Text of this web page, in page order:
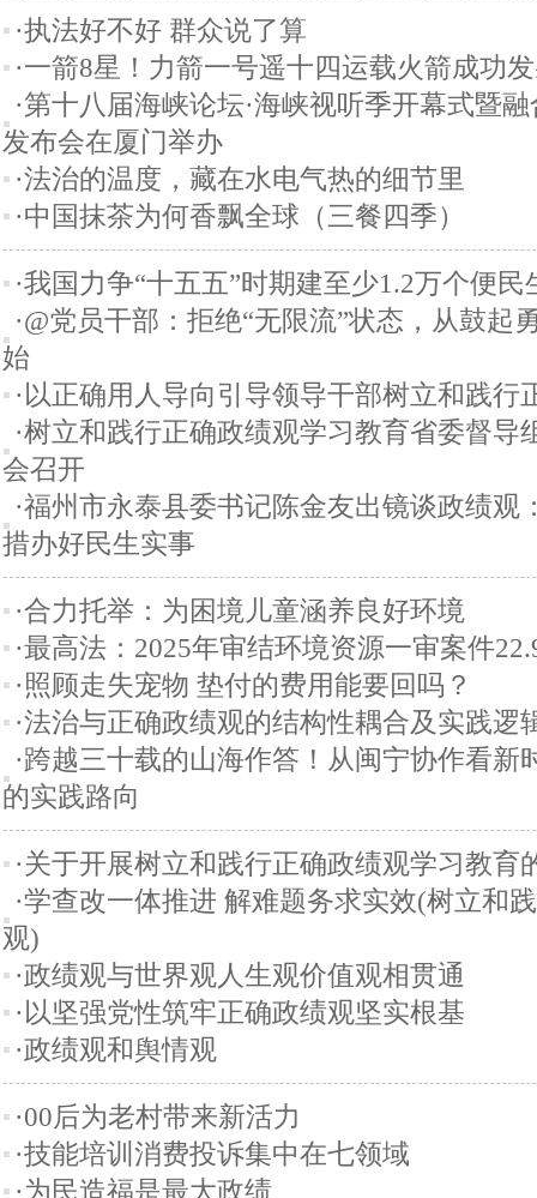
·执法好不好 群众说了算
·一箭8星！力箭一号遥十四运载火箭成功
·第十八届海峡论坛·海峡视听季开幕式暨
发布会在厦门举办
·法治的温度，藏在水电气热的细节里
·中国抹茶为何香飘全球（三餐四季）
·我国力争“十五五”时期建至少1.2万个便民
·@党员干部：拒绝“无限流”状态，从鼓起
始
·以正确用人导向引导领导干部树立和践行
·树立和践行正确政绩观学习教育省委督导
会召开
·福州市永泰县委书记陈金友出镜谈政绩观
措办好民生实事
·合力托举：为困境儿童涵养良好环境
·最高法：2025年审结环境资源一审案件
·照顾走失宠物 垫付的费用能要回吗？
·法治与正确政绩观的结构性耦合及实践逻
·跨越三十载的山海作答！从闽宁协作看新
的实践路向
·关于开展树立和践行正确政绩观学习教育
·学查改一体推进 解难题务求实效(树立和
观)
·政绩观与世界观人生观价值观相贯通
·以坚强党性筑牢正确政绩观坚实根基
·政绩观和舆情观
·00后为老村带来新活力
·技能培训消费投诉集中在七领域
·为民造福是最大政绩